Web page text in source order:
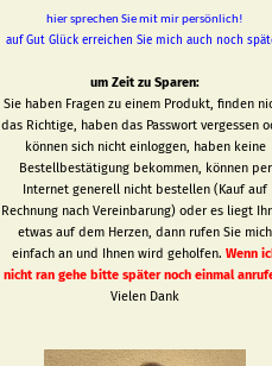
hier sprechen Sie mit mir persönlich!
auf Gut Glück erreichen Sie mich auch noch
um Zeit zu Sparen:
Sie haben Fragen zu einem Produkt, finden
das Richtige, haben das Passwort vergessen
können sich nicht einloggen, haben keine
Bestellbestätigung bekommen, können per
Internet generell nicht bestellen (Kauf auf
Rechnung nach Vereinbarung) oder es liegt
etwas auf dem Herzen, dann rufen Sie mich
einfach an und Ihnen wird geholfen.Wenn
nicht ran gehe bitte später noch einmal
Vielen Dank